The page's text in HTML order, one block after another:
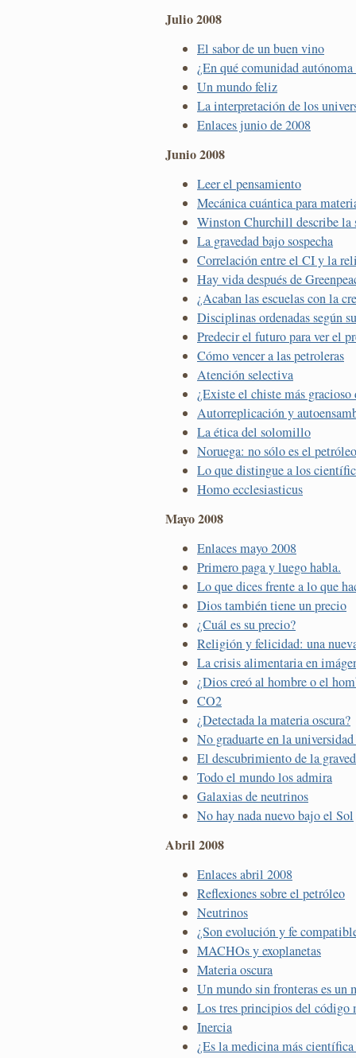
Julio 2008
El sabor de un buen vino
¿En qué comunidad
Un mundo feliz
La interpretación de los
Enlaces junio de 2008
Junio 2008
Leer el pensamiento
Mecánica cuántica para
Winston Churchill describe la
La gravedad bajo sospecha
Correlación entre el CI y la
Hay vida después de
¿Acaban las escuelas con la
Disciplinas ordenadas según
Predecir el futuro para ver el
Cómo vencer a las petroleras
Atención selectiva
¿Existe el chiste más gracioso
Autorreplicación y
La ética del solomillo
Noruega: no sólo es el petróleo
Lo que distingue a los
Homo ecclesiasticus
Mayo 2008
Enlaces mayo 2008
Primero paga y luego habla.
Lo que dices frente a lo que
Dios también tiene un precio
¿Cuál es su precio?
Religión y felicidad: una
La crisis alimentaria en
¿Dios creó al hombre o el
CO2
¿Detectada la materia oscura?
No graduarte en la
El descubrimiento de la
Todo el mundo los admira
Galaxias de neutrinos
No hay nada nuevo bajo el Sol
Abril 2008
Enlaces abril 2008
Reflexiones sobre el petróleo
Neutrinos
¿Son evolución y fe
MACHOs y exoplanetas
Materia oscura
Un mundo sin fronteras es un
Los tres principios del código
Inercia
¿Es la medicina más